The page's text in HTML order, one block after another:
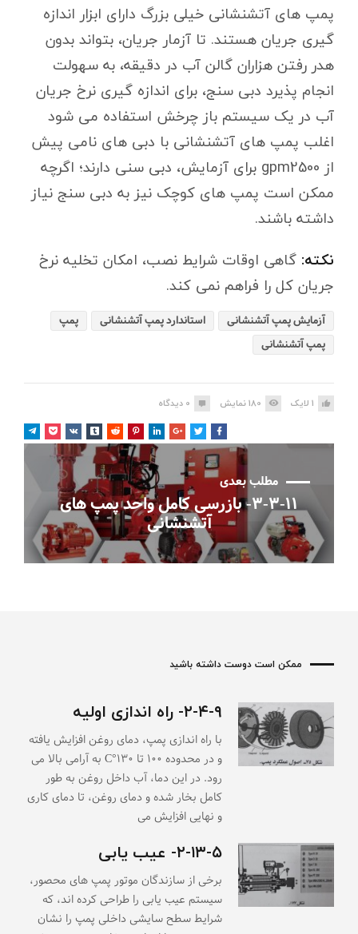
پمپ های آتشنشانی خیلی بزرگ دارای ابزار اندازه
گیری جریان هستند. تا آزمار جریان، بتواند بدون
هدر رفتن هزاران گالن آب در دقیقه، به سهولت
انجام پذیرد دبی سنج، برای اندازه گیری نرخ جریان
آب در یک سیستم باز چرخش استفاده می شود
اغلب پمپ های آتشنشانی با دبی های نامی پیش
از gpm2500 برای آزمایش، دبی سنی دارند؛ اگرچه
ممکن است پمپ های کوچک نیز به دبی سنج نیاز
داشته باشند.
نکته: گاهی اوقات شرایط نصب، امکان تخلیه نرخ
جریان کل را فراهم نمی کند.
آزمایش پمپ آتشنشانی استاندارد پمپ آتشنشانی
پمپ
پمپ آتشنشانی
1 لایک 180نمایش 0 دیدگاه
مطلب بعدی
۳-۳-۱۱- بازرسی کامل واحد پمپ های
آتشنشانی
ممکن است دوست داشته باشید
۲-۴-۹- راه اندازی اولیه
با راه اندازی پمپ، دمای روغن افزایش یافته
و در محدوده ۱۰۰ تا ۱۳۰°C به آرامی بالا می
رود. در این دما، آب داخل روغن به طور
کامل بخار شده و دمای روغن، تا دمای کاری
و نهایی افزایش می
۲-۱۳-۵- عیب یابی
برخی از سازندگان موتور پمپ های محصور،
سیستم عیب یابی را طراحی کرده اند، که
شرایط سطح سایشی داخلی پمپ را نشان